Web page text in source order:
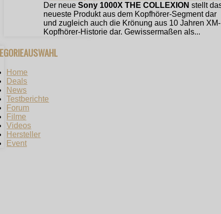
Der neue Sony 1000X THE COLLEXION stellt
neueste Produkt aus dem Kopfhörer-Segment dar
und zugleich auch die Krönung aus 10 Jahren XM-
Kopfhörer-Historie dar. Gewissermaßen als...
Home
Deals
News
Testberichte
Forum
Filme
Videos
Hersteller
Event